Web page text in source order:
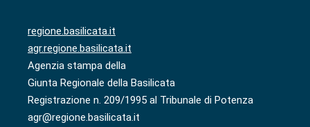
regione.basilicata.it
agr.regione.basilicata.it
Agenzia stampa della
Giunta Regionale della Basilicata
Registrazione n. 209/1995 al Tribunale di Potenza
agr@regione.basilicata.it